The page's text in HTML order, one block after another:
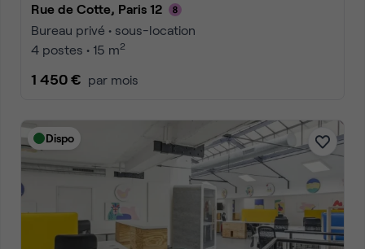
Rue de Cotte, Paris 12
Bureau privé • sous-location
4 postes • 15 m2
1 450 € par mois
Dispo